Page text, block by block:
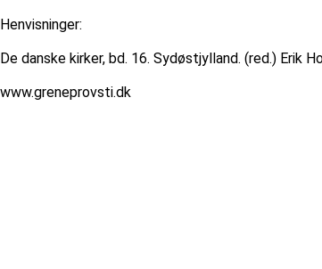
Henvisninger:
De danske kirker, bd. 16. Sydøstjylland. (red.) Erik
www.greneprovsti.dk